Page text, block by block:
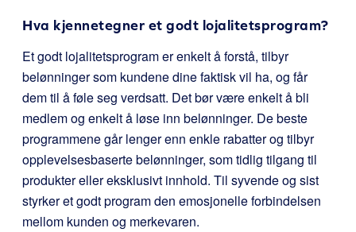
Hva kjennetegner et godt lojalitetsprogram?
Et godt lojalitetsprogram er enkelt å forstå, tilbyr
belønninger som kundene dine faktisk vil ha, og får
dem til å føle seg verdsatt. Det bør være enkelt å bli
medlem og enkelt å løse inn belønninger. De beste
programmene går lenger enn enkle rabatter og tilbyr
opplevelsesbaserte belønninger, som tidlig tilgang til
produkter eller eksklusivt innhold. Til syvende og sist
styrker et godt program den emosjonelle forbindelsen
mellom kunden og merkevaren.